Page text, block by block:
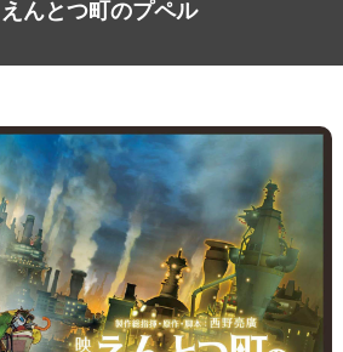
えんとつ町のプペル